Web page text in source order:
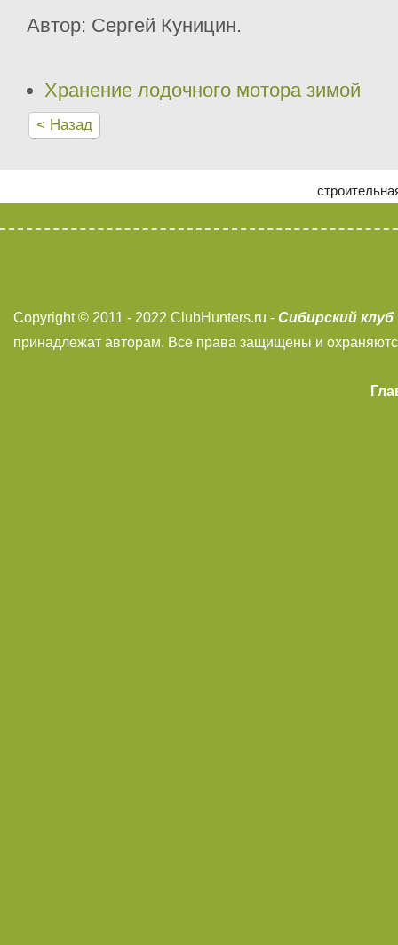
Автор: Сергей Куницин.
Хранение лодочного мотора зимой
< Назад
Copyright © 2011 - 2022 ClubHunters.ru - Сибирский
принадлежат авторам. Все права защищены и